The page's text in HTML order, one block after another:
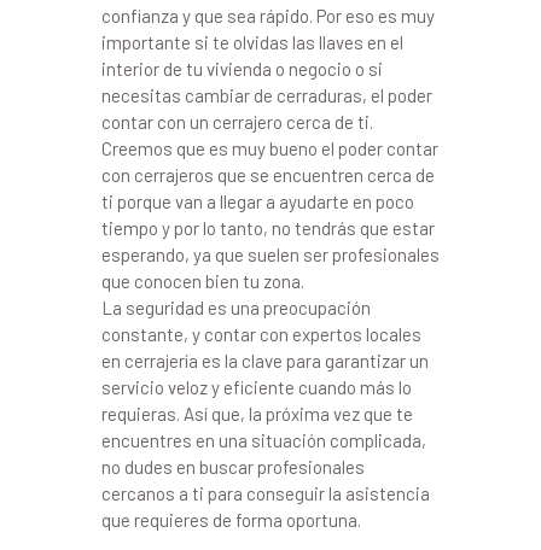
confianza y que sea rápido. Por eso es muy
importante si te olvidas las llaves en el
interior de tu vivienda o negocio o si
necesitas cambiar de cerraduras, el poder
contar con un cerrajero cerca de ti.
Creemos que es muy bueno el poder contar
con cerrajeros que se encuentren cerca de
ti porque van a llegar a ayudarte en poco
tiempo y por lo tanto, no tendrás que estar
esperando, ya que suelen ser profesionales
que conocen bien tu zona.
La seguridad es una preocupación
constante, y contar con expertos locales
en cerrajería es la clave para garantizar un
servicio veloz y eficiente cuando más lo
requieras. Así que, la próxima vez que te
encuentres en una situación complicada,
no dudes en buscar profesionales
cercanos a ti para conseguir la asistencia
que requieres de forma oportuna.